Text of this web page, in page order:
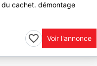
cachet. démontage
Voir l'annonce